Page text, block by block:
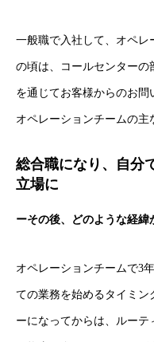
一般職で入社して、オペレ
の頃は、コールセンターの
を通じてお客様からのお問
オペレーションチームの主
総合職になり、自分
立場に
ーその後、どのような経緯
オペレーションチームで3
ての業務を始めるタイミン
ーになってからは、ルーテ